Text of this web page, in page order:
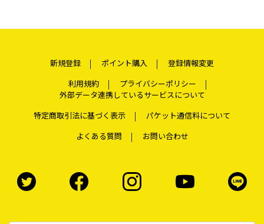
新規登録 ポイント購入
登録情報変更
利用規約
プライバシーポリシー
外部データ連携しているサービスについて
特定商取引法に基づく表示
パケット通信料について
よくある質問
お問い合わせ